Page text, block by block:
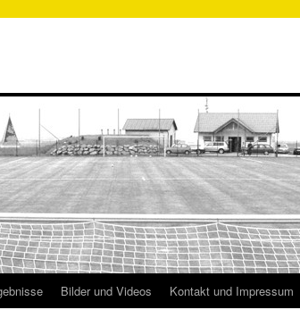
Bilder und Videos Kontakt und Impressum